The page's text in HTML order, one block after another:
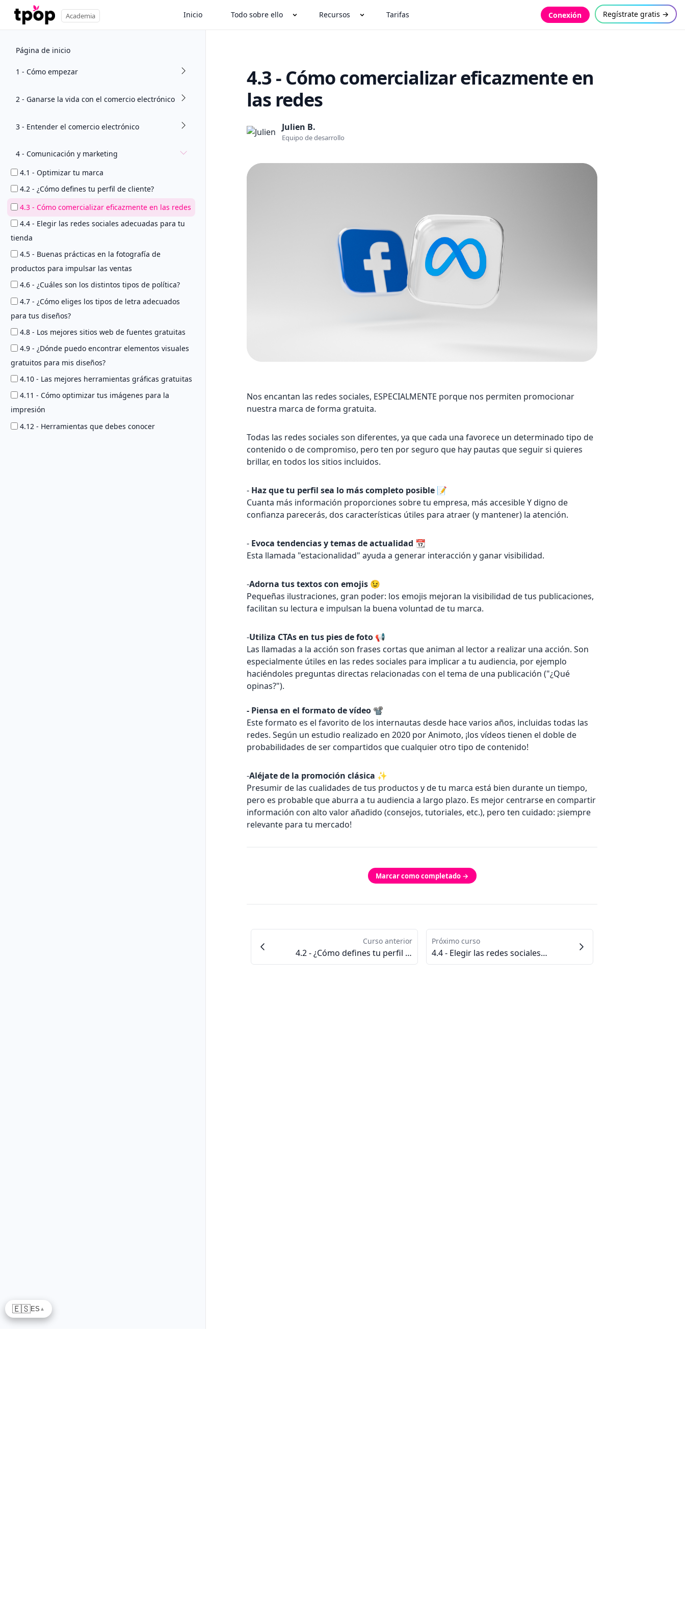
Academia Inicio Todo sobre ello Recursos Tarifas Conexión Regístrate gratis →
Página de inicio
1 - Cómo empezar
2 - Ganarse la vida con el comercio electrónico
3 - Entender el comercio electrónico
4 - Comunicación y marketing
4.1 - Optimizar tu marca
4.2 - ¿Cómo defines tu perfil de cliente?
4.3 - Cómo comercializar eficazmente en las redes
4.4 - Elegir las redes sociales adecuadas para tu
tienda
4.5 - Buenas prácticas en la fotografía de
productos para impulsar las ventas
4.6 - ¿Cuáles son los distintos tipos de política?
4.7 - ¿Cómo eliges los tipos de letra adecuados
para tus diseños?
4.8 - Los mejores sitios web de fuentes gratuitas
4.9 - ¿Dónde puedo encontrar elementos visuales
gratuitos para mis diseños?
4.10 - Las mejores herramientas gráficas gratuitas
4.11 - Cómo optimizar tus imágenes para la
impresión
4.12 - Herramientas que debes conocer
4.3 - Cómo comercializar eficazmente en
las redes
Julien B.
Equipo de desarrollo
Nos encantan las redes sociales, ESPECIALMENTE porque nos permiten promocionar
nuestra marca de forma gratuita.
Todas las redes sociales son diferentes, ya que cada una favorece un determinado tipo de
contenido o de compromiso, pero ten por seguro que hay pautas que seguir si quieres
brillar, en todos los sitios incluidos.
- Haz que tu perfil sea lo más completo posible 📝
Cuanta más información proporciones sobre tu empresa, más accesible Y digno de
confianza parecerás, dos características útiles para atraer (y mantener) la atención.
- Evoca tendencias y temas de actualidad 📆
Esta llamada "estacionalidad" ayuda a generar interacción y ganar visibilidad.
-Adorna tus textos con emojis 😉
Pequeñas ilustraciones, gran poder: los emojis mejoran la visibilidad de tus publicaciones,
facilitan su lectura e impulsan la buena voluntad de tu marca.
-Utiliza CTAs en tus pies de foto 📢
Las llamadas a la acción son frases cortas que animan al lector a realizar una acción. Son
especialmente útiles en las redes sociales para implicar a tu audiencia, por ejemplo
haciéndoles preguntas directas relacionadas con el tema de una publicación ("¿Qué
opinas?").
- Piensa en el formato de vídeo 📽️
Este formato es el favorito de los internautas desde hace varios años, incluidas todas las
redes. Según un estudio realizado en 2020 por Animoto, ¡los vídeos tienen el doble de
probabilidades de ser compartidos que cualquier otro tipo de contenido!
-Aléjate de la promoción clásica ✨
Presumir de las cualidades de tus productos y de tu marca está bien durante un tiempo,
pero es probable que aburra a tu audiencia a largo plazo. Es mejor centrarse en compartir
información con alto valor añadido (consejos, tutoriales, etc.), pero ten cuidado: ¡siempre
relevante para tu mercado!
Marcar como completado →
Curso anterior
4.2 - ¿Cómo defines tu perfil de cliente?
Próximo curso
4.4 - Elegir las redes sociales adecuadas para tu tienda
🇪🇸ES ▲